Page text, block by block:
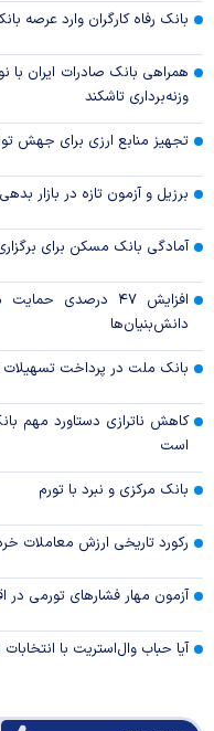
بانک رفاه کارگران وارد عرصه
همراهی بانک صادرات ایران با
وزنه‌برداری تاشکند
تجهیز منابع ارزی برای جهش
برزیل و آزمون تازه در بازار
آمادگی بانک مسکن برای
افزایش ۴۷ درصدی
دانش‌بنیان‌ها
بانک ملت در پرداخت تسهیلات
کاهش ناترازی دستاورد مهم
است
بانک مرکزی و نبرد با تورم
رکورد تاریخی ارزش معاملات
آزمون مهار فشار‌های تورمی در
آیا حباب وال‌استریت با